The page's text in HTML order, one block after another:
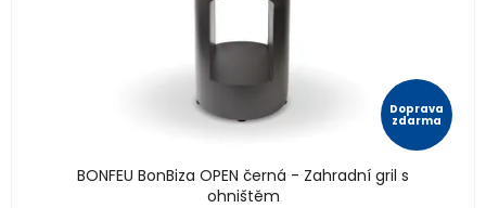
Doprava
zdarma
BONFEU BonBiza OPEN černá - Zahradní gril s
ohništěm